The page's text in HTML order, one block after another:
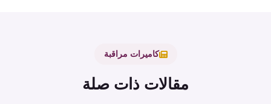
كاميرات مراقبة
مقالات ذات صلة